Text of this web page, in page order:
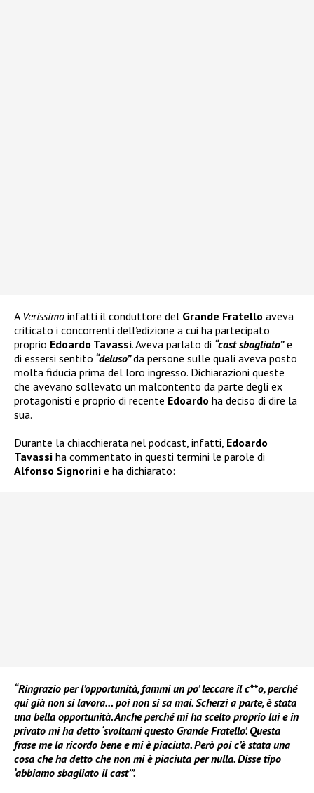
A Verissimo infatti il conduttore del Grande Fratello aveva
criticato i concorrenti dell’edizione a cui ha partecipato
proprio Edoardo Tavassi. Aveva parlato di “cast sbagliato”e
di essersi sentito “deluso”da persone sulle quali aveva posto
molta fiducia prima del loro ingresso. Dichiarazioni queste
che avevano sollevato un malcontento da parte degli ex
protagonisti e proprio di recente Edoardo ha deciso di dire la
sua.
Durante la chiacchierata nel podcast, infatti, Edoardo
Tavassi ha commentato in questi termini le parole di
Alfonso Signorini e ha dichiarato:
“Ringrazio per l’opportunità, fammi un po’ leccare il c**o, perché
qui già non si lavora… poi non si sa mai. Scherzi a parte, è stata
una bella opportunità. Anche perché mi ha scelto proprio lui e in
privato mi ha detto ‘svoltami questo Grande Fratello’. Questa
frase me la ricordo bene e mi è piaciuta. Però poi c’è stata una
cosa che ha detto che non mi è piaciuta per nulla. Disse tipo
‘abbiamo sbagliato il cast’”.